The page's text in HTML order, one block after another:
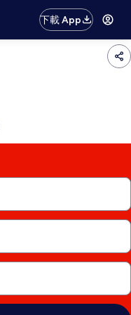
下載 App